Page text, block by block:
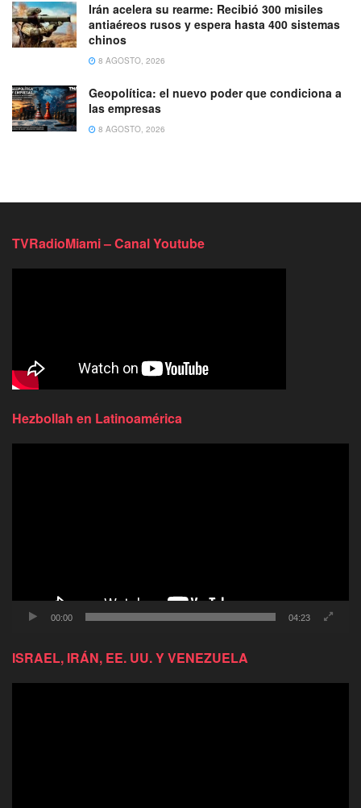
Irán acelera su rearme: Recibió 300 misiles
antiaéreos rusos y espera hasta 400 sistemas
chinos
8 AGOSTO, 2026
Geopolítica: el nuevo poder que condiciona a
las empresas
8 AGOSTO, 2026
TVRadioMiami – Canal Youtube
Hezbollah en Latinoamérica
00:00 04:23
ISRAEL, IRÁN, EE. UU. Y VENEZUELA